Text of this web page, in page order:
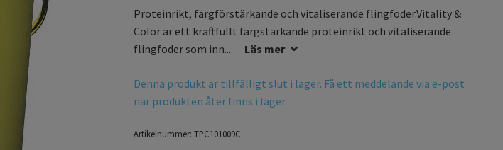
Proteinrikt, färgförstärkande och vitaliserande flingfoder.Vitality &
Color är ett kraftfullt färgstärkande proteinrikt och vitaliserande
flingfoder som inn...
Läs mer
Denna produkt är tillfälligt slut i lager. Få ett meddelande via e-post
när produkten åter finns i lager.
Artikelnummer: TPC101009C